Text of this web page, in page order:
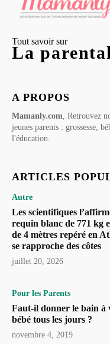
Tout savoir sur
La
A PROPOS
Mamanly.com , Retrouvez
jeunes parents : grossesse,
l'éducation.
ARTICLES
Autre
Les scientifiques
requin blanc de 771 kg
de 4 mètres repéré en
se rapproche des côtes
juillet 20, 2026
Pour les Parents
Faut-il donner le bain à
bébé tous les jours ?
novembre 4, 2019